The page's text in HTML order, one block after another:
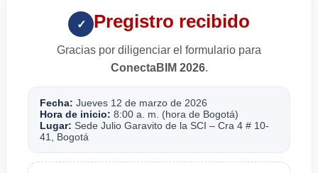
✓ Pregistro recibido
Gracias por diligenciar el formulario para
ConectaBIM 2026.
Fecha: Jueves 12 de marzo de 2026
Hora de inicio: 8:00 a. m. (hora de Bogotá)
Lugar: Sede Julio Garavito de la SCI – Cra 4 # 10-
41, Bogotá